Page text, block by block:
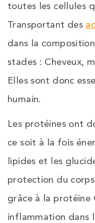
toutes les cellules
Transportant des
dans la
stades : Cheveux,
Elles sont donc
humain.
Les protéines ont
ce soit à la fois
lipides et les
protection du
grâce à la protéine
inflammation dans